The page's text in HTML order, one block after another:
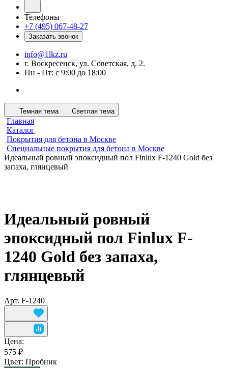
Телефоны
+7 (495) 067-48-27
Заказать звонок
info@1lkz.ru
г. Воскресенск, ул. Советская, д. 2.
Пн - Пт: с 9:00 до 18:00
Темная тема Светлая тема
Главная
Каталог
Покрытия для бетона в Москве
Специальные покрытия для бетона в Москве
Идеальный ровный эпоксидный пол Finlux F-1240 Gold без
запаха, глянцевый
Идеальный ровный
эпоксидный пол Finlux F-
1240 Gold без запаха,
глянцевый
Арт. F-1240
Цена:
575 ₽
Цвет: Пробник